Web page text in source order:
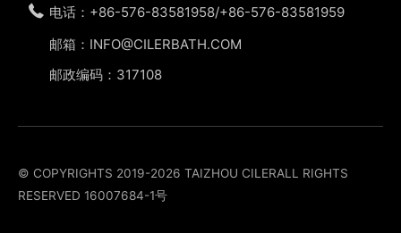
电话：+86-576-83581958/+86-576-83581959
邮箱：INFO@CILERBATH.COM
邮政编码：317108
© COPYRIGHTS 2019-2026 TAIZHOU CILERALL RIGHTS
RESERVED 16007684-1号